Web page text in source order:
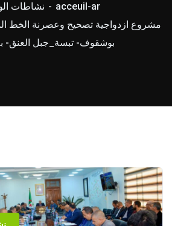
acceuil-ar
نشاطات
مشروع ازدواجية تصحيح وعصرنة الخط
بوشقوف- تبسة_جبل العنق-